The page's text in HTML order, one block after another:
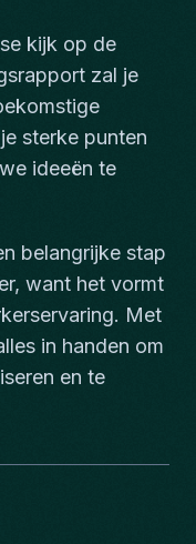
kijk op de
zal je
sterke punten
ideeën te
belangrijke stap
want het vormt
Met
in handen om
en te